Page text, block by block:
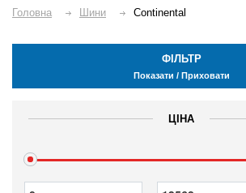
Головна Шини Continental
ФІЛЬТР
Показати / Приховати
ЦІНА